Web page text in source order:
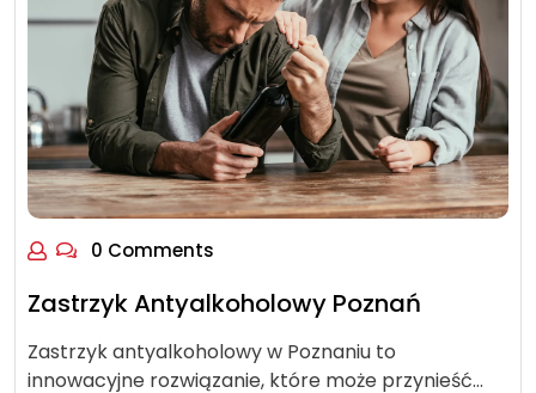
0 Comments
Zastrzyk Antyalkoholowy Poznań
Zastrzyk antyalkoholowy w Poznaniu to
innowacyjne rozwiązanie, które może przynieść…